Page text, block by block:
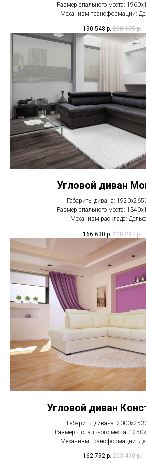
Размер спального места:
Механизм трансформации:
190 548 р. 238 185 р.
Угловой диван
Габариты дивана:
Размер спального места:
Механизм расклада:
166 630 р. 208 287 р.
Угловой диван
Габариты дивана:
Размеры спального места:
Механизм трансформации:
162 792 р. 203 490 р.